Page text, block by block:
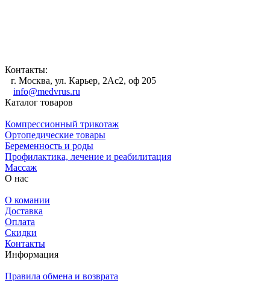
Контакты:
г. Москва, ул. Карьер, 2Ас2, оф 205
info@medvrus.ru
Каталог товаров
Компрессионный трикотаж
Ортопедические товары
Беременность и роды
Профилактика, лечение и реабилитация
Массаж
О нас
О комании
Доставка
Оплата
Скидки
Контакты
Информация
Правила обмена и возврата